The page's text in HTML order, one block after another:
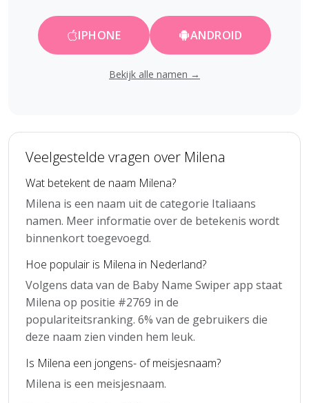
IPHONE ANDROID
Bekijk alle namen →
Veelgestelde vragen over Milena
Wat betekent de naam Milena?
Milena is een naam uit de categorie Italiaans
namen. Meer informatie over de betekenis wordt
binnenkort toegevoegd.
Hoe populair is Milena in Nederland?
Volgens data van de Baby Name Swiper app staat
Milena op positie #2769 in de
populariteitsranking. 6% van de gebruikers die
deze naam zien vinden hem leuk.
Is Milena een jongens- of meisjesnaam?
Milena is een meisjesnaam.